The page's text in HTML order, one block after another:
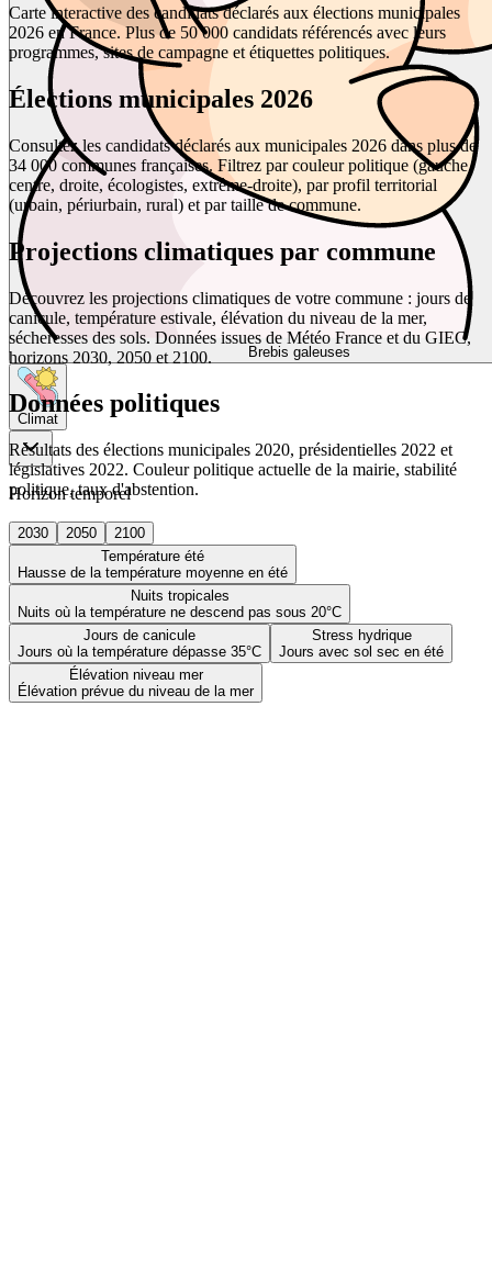
Brebis galeuses
Climat
Horizon temporel
2030 2050
2100
Température été
Hausse de la température moyenne en été
Nuits tropicales
Nuits où la température ne descend pas sous 20°C
Jours de canicule
Jours où la température dépasse 35°C
Stress hydrique
Jours avec sol sec en été
Élévation niveau mer
Élévation prévue du niveau de la mer
Carte interactive des candidats déclarés aux élections municipales
2026 en France. Plus de 50 000 candidats référencés avec leurs
programmes, sites de campagne et étiquettes politiques.
Élections municipales 2026
Consultez les candidats déclarés aux municipales 2026 dans plus de
34 000 communes françaises. Filtrez par couleur politique (gauche,
centre, droite, écologistes, extrême-droite), par profil territorial
(urbain, périurbain, rural) et par taille de commune.
Projections climatiques par commune
Découvrez les projections climatiques de votre commune : jours de
canicule, température estivale, élévation du niveau de la mer,
sécheresses des sols. Données issues de Météo France et du GIEC,
horizons 2030, 2050 et 2100.
Données politiques
Résultats des élections municipales 2020, présidentielles 2022 et
législatives 2022. Couleur politique actuelle de la mairie, stabilité
politique, taux d'abstention.